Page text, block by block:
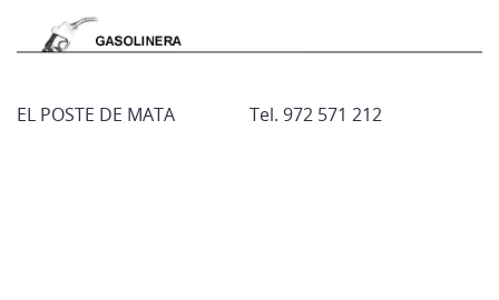
EL POSTE DE MATA Tel. 972 571 212